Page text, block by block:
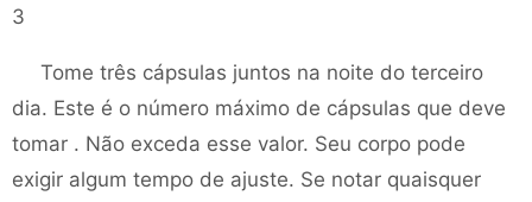
3
Tome três cápsulas juntos na noite do terceiro
dia. Este é o número máximo de cápsulas que deve
tomar . Não exceda esse valor. Seu corpo pode
exigir algum tempo de ajuste. Se notar quaisquer